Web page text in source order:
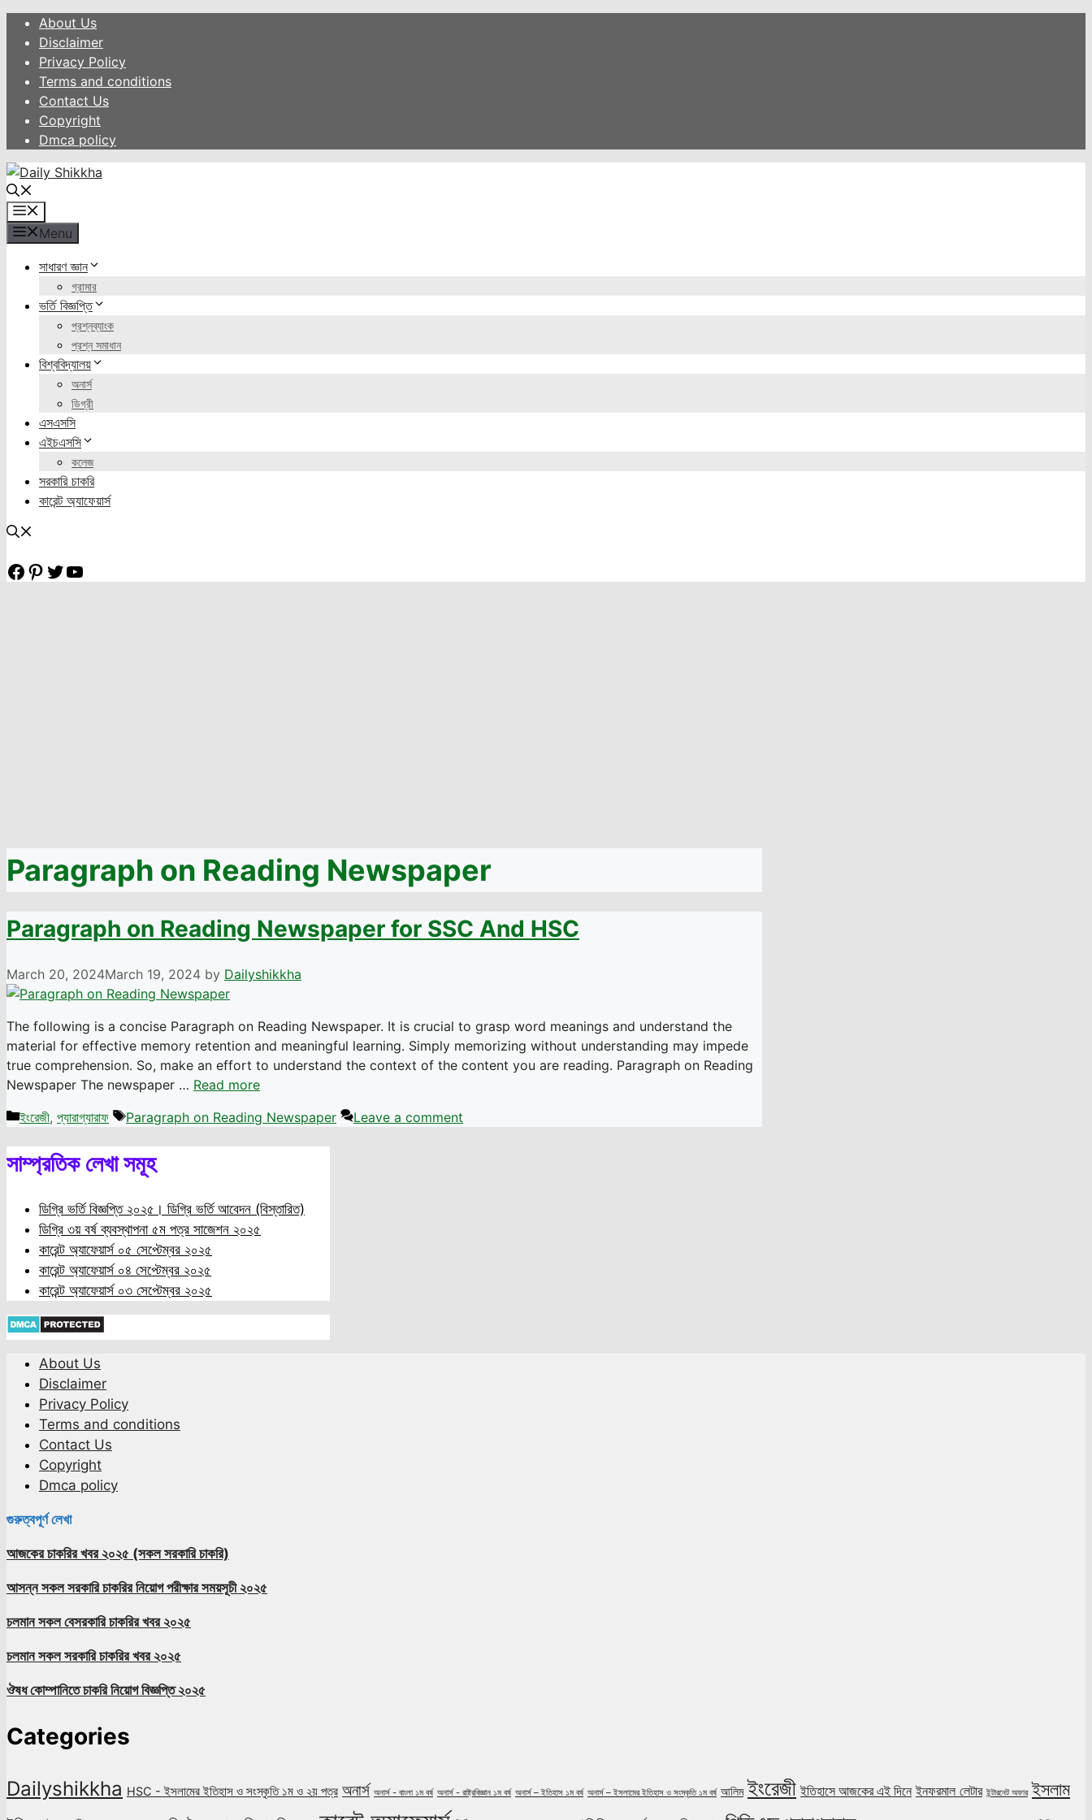
Skip
content
About Us
Disclaimer
Privacy Policy
Terms and conditions
Contact Us
Copyright
Dmca policy
Menu
সাধারণ জ্ঞান
গ্রামার
ভর্তি বিজ্ঞপ্তি
প্রশ্নব্যাংক
প্রশ্ন সমাধান
বিশ্ববিদ্যালয়
অনার্স
ডিগ্রী
এসএসসি
এইচএসসি
কলেজ
সরকারি চাকরি
কারেন্ট অ্যাফেয়ার্স
Facebook
Pinterest
Twitter
YouTube
Paragraph on Reading Newspaper
Paragraph on Reading Newspaper for SSC And HSC
March 20, 2024March 19, 2024 by Dailyshikkha
The following is a concise Paragraph on Reading Newspaper. It is crucial to grasp word meanings and understand the
material for effective memory retention and meaningful learning. Simply memorizing without understanding may impede
true comprehension. So, make an effort to understand the context of the content you are reading. Paragraph on Reading
Newspaper The newspaper … Read more
Categories
ইংরেজী, প্যারাগ্যারাফ Tags
Paragraph on Reading Newspaper Leave a comment
সাম্প্রতিক লেখা সমূহ
ডিগ্রি ভর্তি বিজ্ঞপ্তি ২০২৫। ডিগ্রি ভর্তি আবেদন (বিস্তারিত)
ডিগ্রি ৩য় বর্ষ ব্যবস্থাপনা ৫ম পত্র সাজেশন ২০২৫
কারেন্ট অ্যাফেয়ার্স ০৫ সেপ্টেম্বর ২০২৫
কারেন্ট অ্যাফেয়ার্স ০৪ সেপ্টেম্বর ২০২৫
কারেন্ট অ্যাফেয়ার্স ০৩ সেপ্টেম্বর ২০২৫
About Us
Disclaimer
Privacy Policy
Terms and conditions
Contact Us
Copyright
Dmca policy
গুরুত্বপূর্ণ লেখা
আজকের চাকরির খবর ২০২৫ (সকল সরকারি চাকরি)
আসন্ন সকল সরকারি চাকরির নিয়োগ পরীক্ষার সময়সূচী ২০২৫
চলমান সকল বেসরকারি চাকরির খবর ২০২৫
চলমান সকল সরকারি চাকরির খবর ২০২৫
ঔষধ কোম্পানিতে চাকরি নিয়োগ বিজ্ঞপ্তি ২০২৫
Categories
Dailyshikkha HSC - ইসলামের ইতিহাস ও সংস্কৃতি ১ম ও ২য় পত্র অনার্স অনার্স - বাংলা ১ম বর্ষ অনার্স - রাষ্ট্রবিজ্ঞান ১ম বর্ষ অনার্স – ইতিহাস ১ম বর্ষ অনার্স – ইসলামের ইতিহাস ও সংস্কৃতি ১ম বর্ষ আলিম ইংরেজী ইতিহাসে আজকের এই দিনে ইনফরমাল লেটার ইন্টারনেট অফার ইসলাম